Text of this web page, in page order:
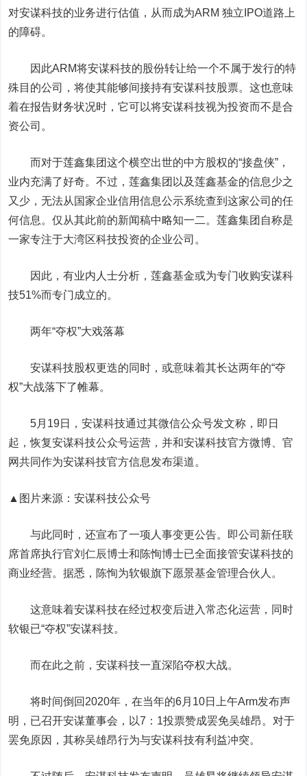
对安谋科技的业务进行估值，从而成为ARM 独立IPO道路上
的障碍。
因此ARM将安谋科技的股份转让给一个不属于发行的特
殊目的公司，将使其能够间接持有安谋科技股票。这也意味
着在报告财务状况时，它可以将安谋科技视为投资而不是合
资公司。
而对于莲鑫集团这个横空出世的中方股权的“接盘侠”，
业内充满了好奇。不过，莲鑫集团以及莲鑫基金的信息少之
又少，无法从国家企业信用信息公示系统查到这家公司的任
何信息。仅从其此前的新闻稿中略知一二。莲鑫集团自称是
一家专注于大湾区科技投资的企业公司。
因此，有业内人士分析，莲鑫基金或为专门收购安谋科
技51%而专门成立的。
两年“夺权”大戏落幕
安谋科技股权更迭的同时，或意味着其长达两年的“夺
权”大战落下了帷幕。
5月19日，安谋科技通过其微信公众号发文称，即日
起，恢复安谋科技公众号运营，并和安谋科技官方微博、官
网共同作为安谋科技官方信息发布渠道。
▲ 图片来源：安谋科技公众号
与此同时，还宣布了一项人事变更公告。即公司新任联
席首席执行官刘仁辰博士和陈恂博士已全面接管安谋科技的
商业经营。据悉，陈恂为软银旗下愿景基金管理合伙人。
这意味着安谋科技在经过权变后进入常态化运营，同时
软银已“夺权”安谋科技。
而在此之前，安谋科技一直深陷夺权大战。
将时间倒回2020年，在当年的6月10日上午Arm发布声
明，已召开安谋董事会，以7：1投票赞成罢免吴雄昂。对于
罢免原因，其称吴雄昂行为与安谋科技有利益冲突。